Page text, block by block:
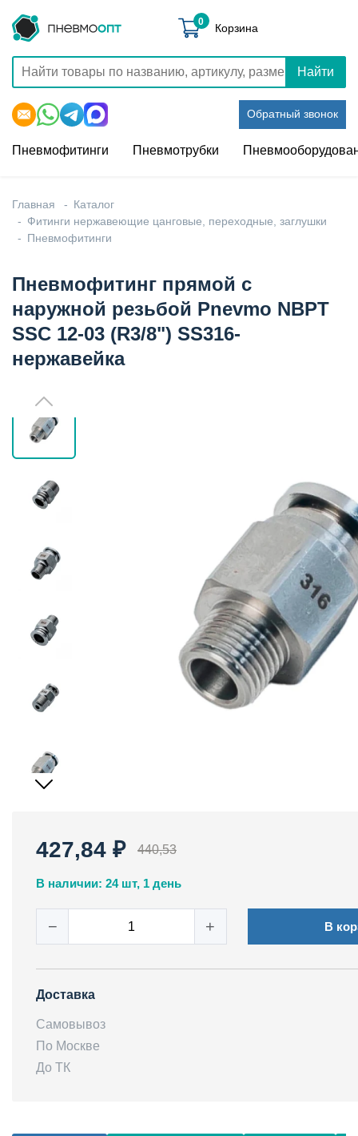
Найти
Обратный звонок
0 Корзина
Пневмофитинги Пневмотрубки
Главная
Каталог
Фитинги нержавеющие цанговые, переходные, заглушки
Пневмофитинги
Пневмофитинг прямой с
наружной резьбой Pnevmo NBPT
SSC 12-03 (R3/8") SS316-
нержавейка
427,84 ₽ 440,53
В наличии: 24 шт, 1 день
− + В
Доставка
Самовывоз
По Москве
До ТК